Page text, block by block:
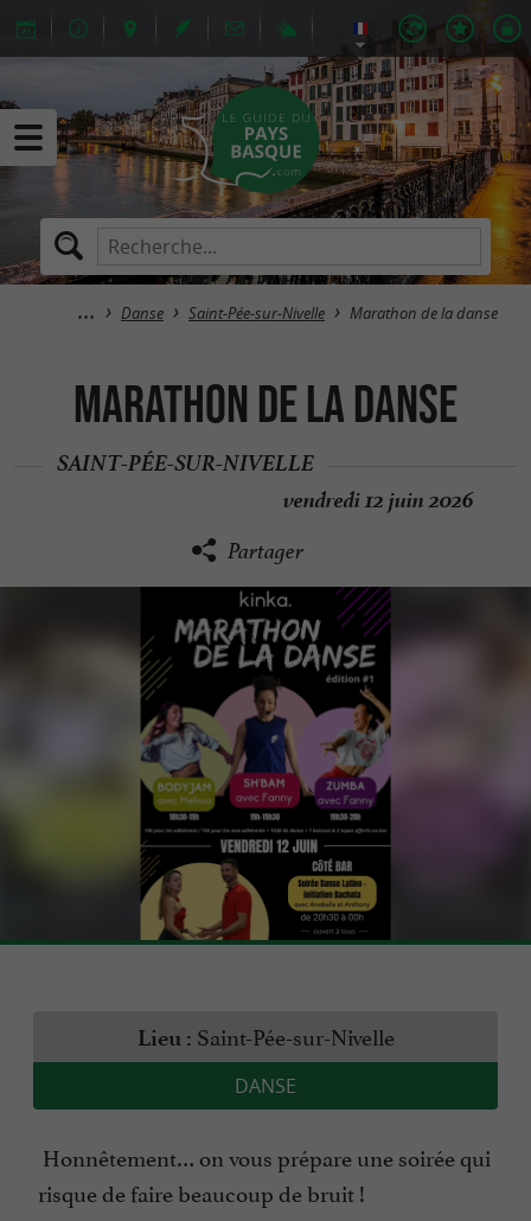
Danse Saint-Pée-sur-Nivelle Marathon de la danse
Marathon de la danse
SAINT-PÉE-SUR-NIVELLE
vendredi 12 juin 2026
Partager
Lieu : Saint-Pée-sur-Nivelle
DANSE
Honnêtement… on vous prépare une soirée qui
risque de faire beaucoup de bruit !